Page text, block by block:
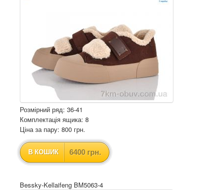
Розмірний ряд: 36-41
Комплектація ящика: 8
Ціна за пару: 800 грн.
В КОШИК 6400 грн.
Bessky-Kellaifeng BM5063-4